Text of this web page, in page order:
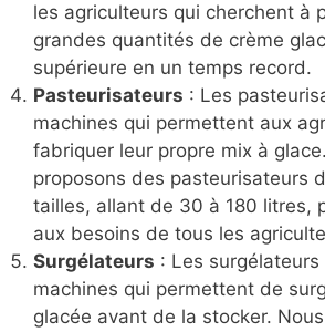
les agriculteurs qui cherchent à
grandes quantités de crème
supérieure en un temps record.
Pasteurisateurs : Les
machines qui permettent aux
fabriquer leur propre mix à
proposons des pasteurisateurs
tailles, allant de 30 à 180 litres,
aux besoins de tous les
Surgélateurs : Les
machines qui permettent de
glacée avant de la stocker.